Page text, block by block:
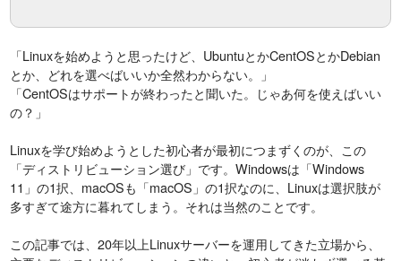
「Linuxを始めようと思ったけど、UbuntuとかCentOSとかDebian
とか、どれを選べばいいか全然わからない。」
「CentOSはサポートが終わったと聞いた。じゃあ何を使えばいい
の？」
Linuxを学び始めようとした初心者が最初につまずくのが、この
「ディストリビューション選び」です。Windowsは「Windows
11」の1択、macOSも「macOS」の1択なのに、Linuxは選択肢が
多すぎて途方に暮れてしまう。それは当然のことです。
この記事では、20年以上Linuxサーバーを運用してきた立場から、